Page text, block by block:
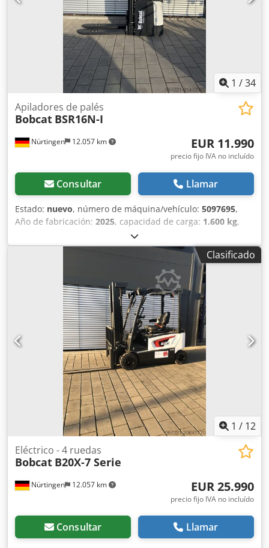
1 /34
Nürtingen 12.057 km
Apiladores de palés
Bobcat BSR16N-I
EUR 11.990
precio fijo IVA no incluído
Consultar Llamar
Estado: nuevo, número de máquina/vehículo: 5097695,
Año de fabricación: 2025, capacidad de carga: 1.600 kg,
4.620 mm, ascensor libre:
centro de carga:600 mm, tipo de combustible:eléctrico,
, altura de construcción:2.120 mm,
, longitud de la horquilla:
, peso total:1.412 kg, 5097695 Número de serie:
OBWNQ-00000 Codpfx Aoytld Tjileha Especificaciones de la
batería: 25,6 V, 150 Ah.
Clasificado
1 / 12
Nürtingen 12.057 km
Eléctrico - 4 ruedas
Bobcat B20X-7 Serie
EUR 25.990
precio fijo IVA no incluído
Consultar Llamar